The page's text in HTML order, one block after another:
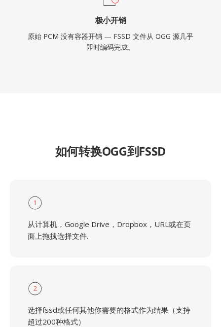
极小开销
原始 PCM 没有容器开销 — FSSD 文件从 OGG 源几乎
即时编码完成。
如何转换OGG到FSSD
1
从计算机，Google Drive，Dropbox，URL或在页
面上拖拽选择文件.
2
选择fssd或任何其他你需要的格式作为结果（支持
超过200种格式）